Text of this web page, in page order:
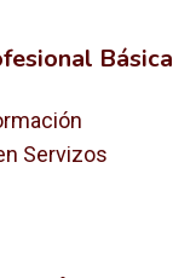
Básica
Servizos